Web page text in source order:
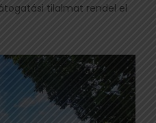
tilalmat rendel el